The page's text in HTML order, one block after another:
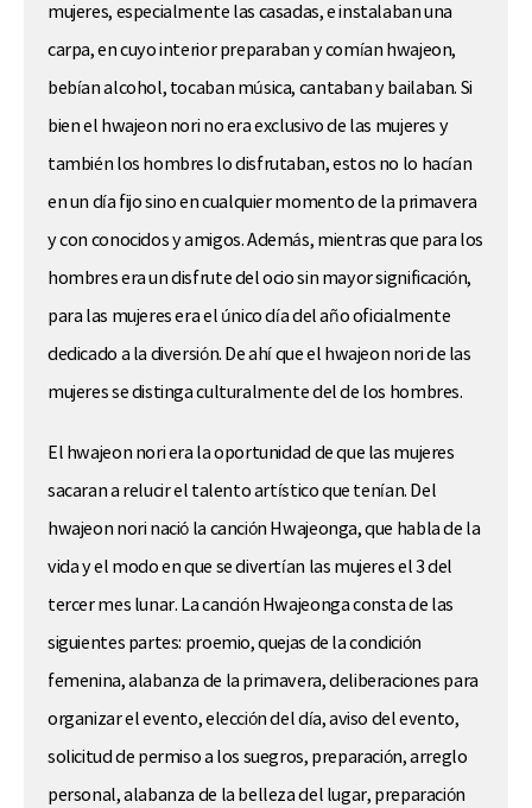
mujeres, especialmente las casadas, e instalaban una
carpa, en cuyo interior preparaban y comían hwajeon,
bebían alcohol, tocaban música, cantaban y bailaban. Si
bien el hwajeon nori no era exclusivo de las mujeres y
también los hombres lo disfrutaban, estos no lo hacían
en un día fijo sino en cualquier momento de la primavera
y con conocidos y amigos. Además, mientras que para los
hombres era un disfrute del ocio sin mayor significación,
para las mujeres era el único día del año oficialmente
dedicado a la diversión. De ahí que el hwajeon nori de las
mujeres se distinga culturalmente del de los hombres.
El hwajeon nori era la oportunidad de que las mujeres
sacaran a relucir el talento artístico que tenían. Del
hwajeon nori nació la canción Hwajeonga, que habla de la
vida y el modo en que se divertían las mujeres el 3 del
tercer mes lunar. La canción Hwajeonga consta de las
siguientes partes: proemio, quejas de la condición
femenina, alabanza de la primavera, deliberaciones para
organizar el evento, elección del día, aviso del evento,
solicitud de permiso a los suegros, preparación, arreglo
personal, alabanza de la belleza del lugar, preparación